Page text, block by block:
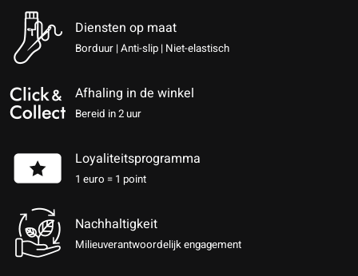
Diensten op maat
Borduur | Anti-slip | Niet-elastisch
Afhaling in de winkel
Bereid in 2 uur
Loyaliteitsprogramma
1 euro = 1 point
Nachhaltigkeit
Milieuverantwoordelijk engagement